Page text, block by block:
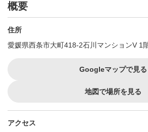
概要
住所
愛媛県西条市大町418-2石川マンションV 1
Googleマップで見る
地図で場所を見る
アクセス